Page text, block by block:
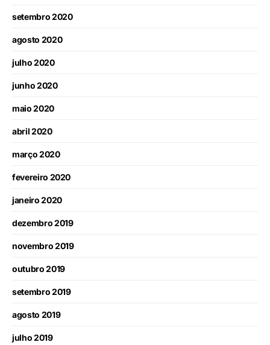
setembro 2020
agosto 2020
julho 2020
junho 2020
maio 2020
abril 2020
março 2020
fevereiro 2020
janeiro 2020
dezembro 2019
novembro 2019
outubro 2019
setembro 2019
agosto 2019
julho 2019